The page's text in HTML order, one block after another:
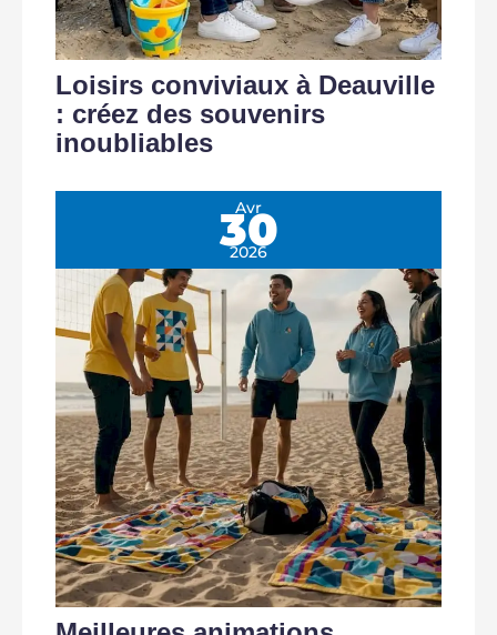
Loisirs conviviaux à Deauville
: créez des souvenirs
inoubliables
Avr
30
2026